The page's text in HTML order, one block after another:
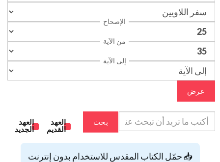
الإصحاح
من الآية
إلى الآية
عرض
بحث
العهد
القديم
العهد
الجديد
📥 حمّل الكتاب المقدس للاستخدام بدون إنترنت